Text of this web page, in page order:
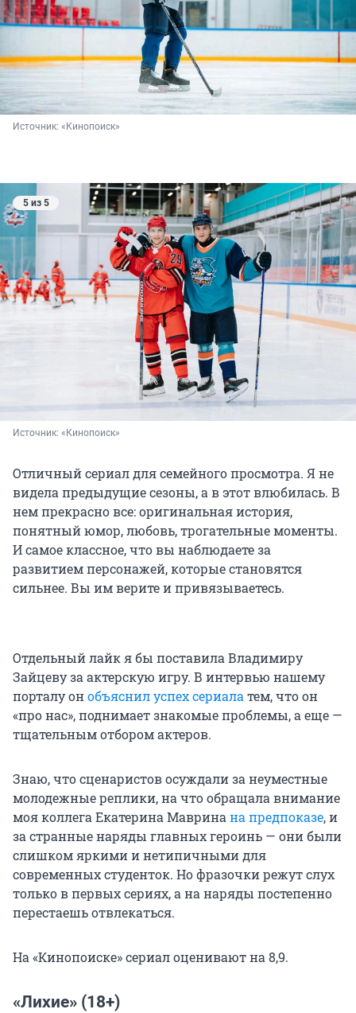
Источник: «Кинопоиск»
5 из 5
Источник: «Кинопоиск»
Отличный сериал для семейного просмотра. Я не
видела предыдущие сезоны, а в этот влюбилась. В
нем прекрасно все: оригинальная история,
понятный юмор, любовь, трогательные моменты.
И самое классное, что вы наблюдаете за
развитием персонажей, которые становятся
сильнее. Вы им верите и привязываетесь.
Отдельный лайк я бы поставила Владимиру
Зайцеву за актерскую игру. В интервью нашему
порталу онобъяснил успех сериалатем, что он
«про нас», поднимает знакомые проблемы, а еще —
тщательным отбором актеров.
Знаю, что сценаристов осуждали за неуместные
молодежные реплики, на что обращала внимание
моя коллега Екатерина Мавринана предпоказе, и
за странные наряды главных героинь — они были
слишком яркими и нетипичными для
современных студенток. Но фразочки режут слух
только в первых сериях, а на наряды постепенно
перестаешь отвлекаться.
На «Кинопоиске» сериал оценивают на 8,9.
«Лихие» (18+)